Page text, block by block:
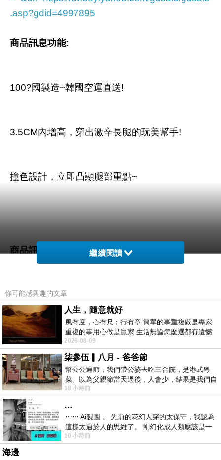
.asp?gdid=4997895
商品訊息功能:
100?國製造~韓國空運直送!
3.5CM內增高，穿出激辛長腿的玩美幫手!
撞色設計，立即凸顯腿部重點~
商品訊息描述
CHERRY正韓~首爾空運韓國製造內增高撞色樂
福鞋(高貴紅)
繼續閱讀
你可能感興趣的文章
人生，隨意就好
風有度，心有尺；行有章 簡單的事重複做是專家
重複的事用心做是贏家 生活無論怎麼選都有遺憾
所以開心就好 生活不會辜負認真
2026-08-09
柒參伍▎八月 - 爸爸節
幫公公過節，我們帶公婆去吃三合院，是港式粵
菜。以為父親節當天過後，人會少，結果是我們自
己想多了。人陸續地進，滿滿都是人，個人
18 小時前
…
⋯⋯ Ai製圖 。 先前的花幻人穿的太保守，我認為
這樣太過於人的思維了。 剛幻化成人類應該是一
絲不掛吧？ 當然這樣是創不出
10 小時前
海邊